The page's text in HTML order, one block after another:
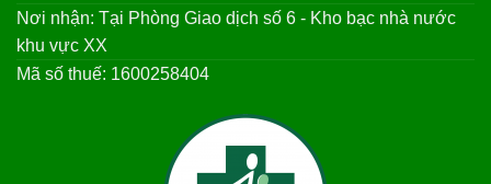
Nơi nhận: Tại Phòng Giao dịch số 6 - Kho bạc nhà nước
khu vực XX
Mã số thuế: 1600258404